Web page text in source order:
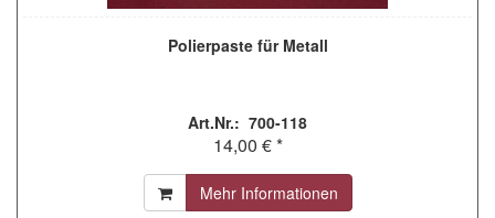
Polierpaste für Metall
Art.Nr.: 700-118
14,00 € *
Mehr Informationen